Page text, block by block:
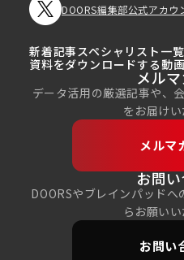
DOORS編集部公式アカウ
新着記事スペシャリスト一覧
資料をダウンロードする動
メル
データ活用の厳選記事や、
をお届けい
メルマ
お問
DOORSやブレインパッド
らお願いい
お問い